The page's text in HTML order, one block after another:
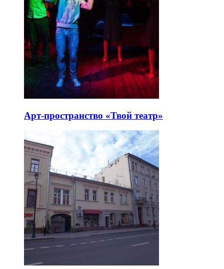
Арт-пространство «Твой театр»